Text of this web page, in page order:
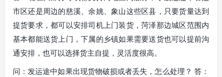
市区还是周边的慈溪、余姚、象山这些区县，只要货量达到
提货要求，都可以安排司机上门装货，菏泽那边城区范围内
基本都能送货上门，下属的乡镇如果需要送货也可以提前沟
通安排，也可以选择货主自提，灵活度很高。
问：发运途中如果出现货物破损或者丢失，怎么处理？ 答：